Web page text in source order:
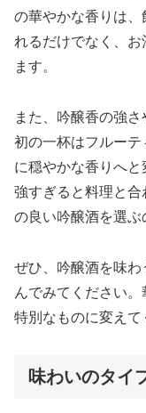
の華やかな香りは、
れるだけでなく、
ます。
また、吟醸香の強
初の一杯はフルー
に穏やかな香りへ
強すぎると料理と
の良い吟醸酒を選ぶ
ぜひ、吟醸酒を味
んでみてください
特別なものに変えて
味わいのタイ